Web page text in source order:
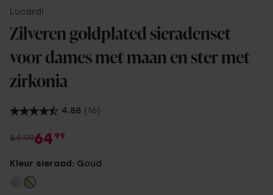
Lucardi
Zilveren goldplated sieradenset
voor dames met maan en ster met
zirkonia
4.88 (16)
84.9964 99
Kleur sieraad: Goud